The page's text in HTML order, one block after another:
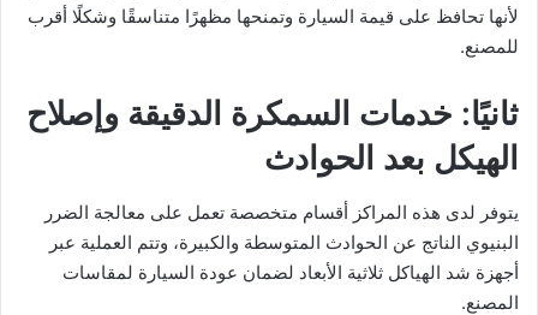
لأنها تحافظ على قيمة السيارة وتمنحها مظهرًا متناسقًا وشكلًا أقرب
للمصنع.
ثانيًا: خدمات السمكرة الدقيقة وإصلاح
الهيكل بعد الحوادث
يتوفر لدى هذه المراكز أقسام متخصصة تعمل على معالجة الضرر
البنيوي الناتج عن الحوادث المتوسطة والكبيرة، وتتم العملية عبر
أجهزة شد الهياكل ثلاثية الأبعاد لضمان عودة السيارة لمقاسات
المصنع.